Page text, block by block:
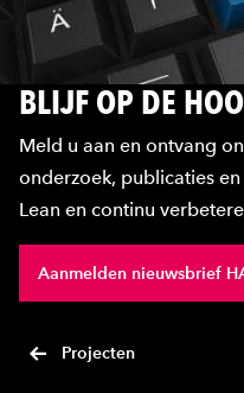
BLIJF OP DE
Meld u aan en ontvang
onderzoek, publicaties
Lean en continu
Aanmelden nieuwsbrief
Projecten